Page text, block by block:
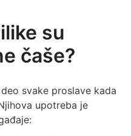
su
čaše?
svake proslave kada
upotreba je